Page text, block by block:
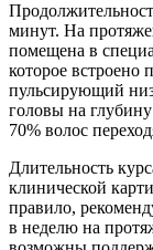
минут. На
помещена в
которое встроено
пульсирующий
головы на
70% волос
Длительность
клинической
правило,
в неделю на